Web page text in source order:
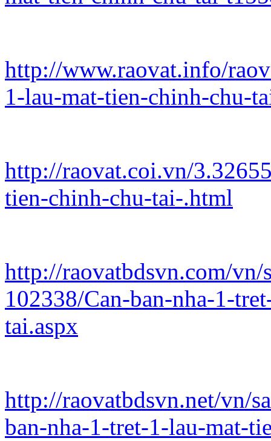
http://www.raovat.info/
1-lau-mat-tien-chinh-chu-
http://raovat.coi.vn/
tien-chinh-chu-tai-.html
http://raovatbdsvn.com/vn/
102338/Can-ban-nha-1-
tai.aspx
http://raovatbdsvn.net/vn/
ban-nha-1-tret-1-lau-mat-